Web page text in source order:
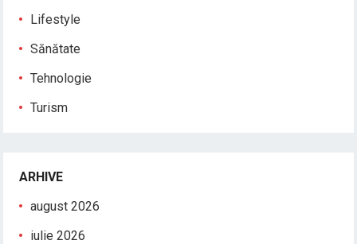
Lifestyle
Sănătate
Tehnologie
Turism
ARHIVE
august 2026
iulie 2026